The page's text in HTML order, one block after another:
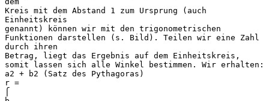
Kreis mit dem Abstand 1 zum Ursprung (auch
Einheitskreis
genannt) können wir mit den trigonometrischen
Funktionen darstellen (s. Bild). Teilen wir eine Zahl
durch ihren
Betrag, liegt das Ergebnis auf dem Einheitskreis,
somit lassen sich alle Winkel bestimmen. Wir erhalten:
a2 + b2 (Satz des Pythagoras)
r =
⎧